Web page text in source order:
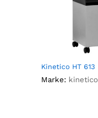
Kinetico HT 613
Marke: kinetico